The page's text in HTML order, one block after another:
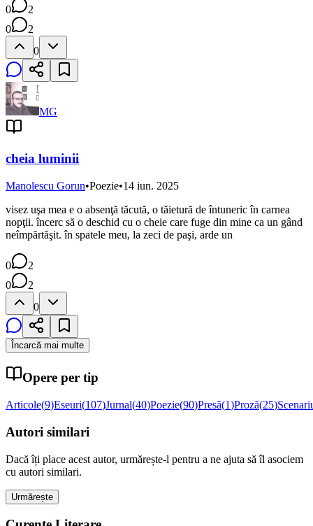
0
2
0
2
0
MG
cheia luminii
Manolescu Gorun•Poezie•14 iun. 2025
visez uşa mea e o absenţă tăcută, o tăietură de întuneric în carnea
nopţii. încerc să o deschid cu o cheie care fuge din mine ca un gând
neîmpărtăşit. în spatele meu, la zeci de paşi, arde un
0
2
0
2
0
Încarcă mai multe
Opere per tip
Articole(9)Eseuri(107)Jurnal(40)Poezie(90)Presă(1)Proză(25)
Autori similari
Dacă îți place acest autor, urmărește-l pentru a ne ajuta să îl asociem
cu autori similari.
Urmărește